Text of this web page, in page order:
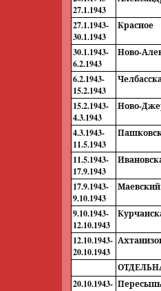
27.1.1943
27.1.1943-
30.1.1943
Красное
30.1.1943-
6.2.1943
Ново-
6.2.1943-
15.2.1943
15.2.1943-
4.3.1943
Ново-
4.3.1943-
11.5.1943
11.5.1943-
17.9.1943
17.9.1943-
9.10.1943
Маевский
9.10.1943-
12.10.1943
12.10.1943-
20.10.1943
20.10.1943-